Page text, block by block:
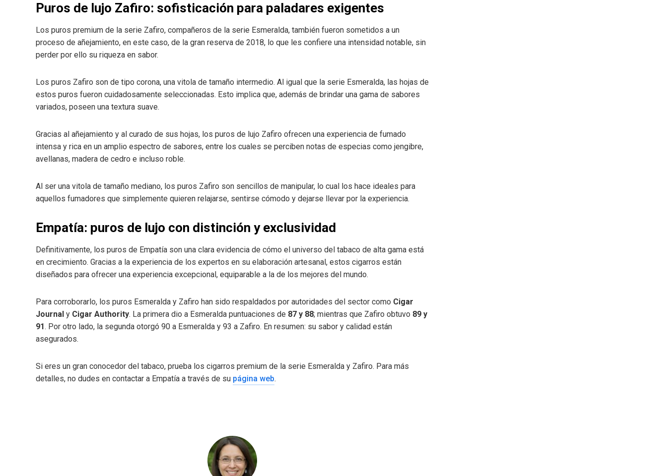
Puros de lujo Zafiro: sofisticación para paladares exigentes
Los puros premium de la serie Zafiro, compañeros de la serie Esmeralda, también fueron sometidos a un
proceso de añejamiento, en este caso, de la gran reserva de 2018, lo que les confiere una intensidad notable, sin
perder por ello su riqueza en sabor.
Los puros Zafiro son de tipo corona, una vitola de tamaño intermedio. Al igual que la serie Esmeralda, las hojas de
estos puros fueron cuidadosamente seleccionadas. Esto implica que, además de brindar una gama de sabores
variados, poseen una textura suave.
Gracias al añejamiento y al curado de sus hojas, los puros de lujo Zafiro ofrecen una experiencia de fumado
intensa y rica en un amplio espectro de sabores, entre los cuales se perciben notas de especias como jengibre,
avellanas, madera de cedro e incluso roble.
Al ser una vitola de tamaño mediano, los puros Zafiro son sencillos de manipular, lo cual los hace ideales para
aquellos fumadores que simplemente quieren relajarse, sentirse cómodo y dejarse llevar por la experiencia.
Empatía: puros de lujo con distinción y exclusividad
Definitivamente, los puros de Empatía son una clara evidencia de cómo el universo del tabaco de alta gama está
en crecimiento. Gracias a la experiencia de los expertos en su elaboración artesanal, estos cigarros están
diseñados para ofrecer una experiencia excepcional, equiparable a la de los mejores del mundo.
Para corroborarlo, los puros Esmeralda y Zafiro han sido respaldados por autoridades del sector como Cigar
Journal y Cigar Authority. La primera dio a Esmeralda puntuaciones de 87 y 88; mientras que Zafiro obtuvo 89 y
91. Por otro lado, la segunda otorgó 90 a Esmeralda y 93 a Zafiro. En resumen: su sabor y calidad están
asegurados.
Si eres un gran conocedor del tabaco, prueba los cigarros premium de la serie Esmeralda y Zafiro. Para más
detalles, no dudes en contactar a Empatía a través de su página web.